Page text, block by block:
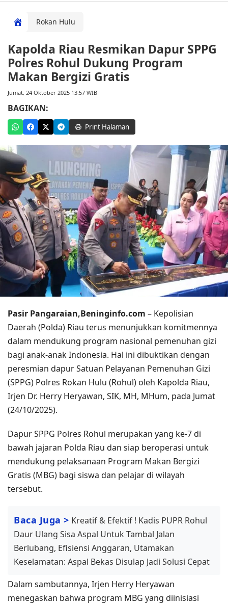
Rokan Hulu
Kapolda Riau Resmikan Dapur SPPG
Polres Rohul Dukung Program
Makan Bergizi Gratis
Jumat, 24 Oktober 2025 13:57 WIB
BAGIKAN:
Print Halaman
Pasir Pangaraian,Beninginfo.com – Kepolisian
Daerah (Polda) Riau terus menunjukkan komitmennya
dalam mendukung program nasional pemenuhan gizi
bagi anak-anak Indonesia. Hal ini dibuktikan dengan
peresmian dapur Satuan Pelayanan Pemenuhan Gizi
(SPPG) Polres Rokan Hulu (Rohul) oleh Kapolda Riau,
Irjen Dr. Herry Heryawan, SIK, MH, MHum, pada Jumat
(24/10/2025).
Dapur SPPG Polres Rohul merupakan yang ke-7 di
bawah jajaran Polda Riau dan siap beroperasi untuk
mendukung pelaksanaan Program Makan Bergizi
Gratis (MBG) bagi siswa dan pelajar di wilayah
tersebut.
Baca Juga > Kreatif & Efektif ! Kadis PUPR Rohul
Daur Ulang Sisa Aspal Untuk Tambal Jalan
Berlubang, Efisiensi Anggaran, Utamakan
Keselamatan: Aspal Bekas Disulap Jadi Solusi Cepat
Dalam sambutannya, Irjen Herry Heryawan
menegaskan bahwa program MBG yang diinisiasi